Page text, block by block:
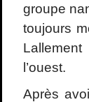
groupe
toujours
l’ouest.
Après